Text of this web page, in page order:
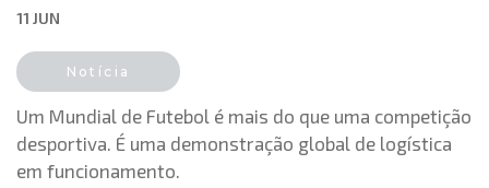
11 JUN
Notícia
Um Mundial de Futebol é mais do que uma competição
desportiva. É uma demonstração global de logística
em funcionamento.